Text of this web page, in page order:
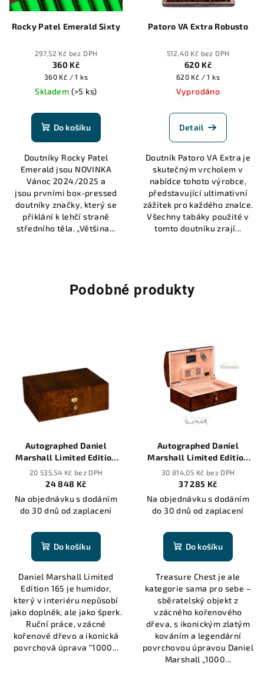
Rocky Patel Emerald Sixty
297,52 Kč bez DPH
360 Kč
Měrná
cena:
360 Kč / 1 ks
Skladem (>5 ks)
Do košíku
Doutníky Rocky Patel
Emerald jsou NOVINKA
Vánoc 2024/2025 a
jsou prvními box-pressed
doutníky značky, který se
přiklání k lehčí straně
středního těla. „Většina...
Patoro VA Extra Robusto
512,40 Kč bez DPH
620 Kč
Měrná
cena:
620 Kč / 1 ks
Vyprodáno
Detail
Doutník Patoro VA Extra je
skutečným vrcholem v
nabídce tohoto výrobce,
představující ultimativní
zážitek pro každého znalce.
Všechny tabáky použité v
tomto doutníku zrají...
Podobné produkty
Autographed Daniel
Marshall Limited Edition
Humidor in Burl Wood with
lift out tray - 165 cigars
20 535,54 Kč bez DPH
24 848 Kč
Na objednávku s dodáním
do 30 dnů od zaplacení
Do košíku
Daniel Marshall Limited
Edition 165 je humidor,
který v interiéru nepůsobí
jako doplněk, ale jako šperk.
Ruční práce, vzácné
kořenové dřevo a ikonická
povrchová úprava “1000...
Autographed Daniel
Marshall Limited Edition
Treasure Chest Humidor in
Burl Wood - 150 cigars
30 814,05 Kč bez DPH
37 285 Kč
Na objednávku s dodáním
do 30 dnů od zaplacení
Do košíku
Treasure Chest je ale
kategorie sama pro sebe –
sběratelský objekt z
vzácného kořenového
dřeva, s ikonickým zlatým
kováním a legendární
povrchovou úpravou Daniel
Marshall „1000...